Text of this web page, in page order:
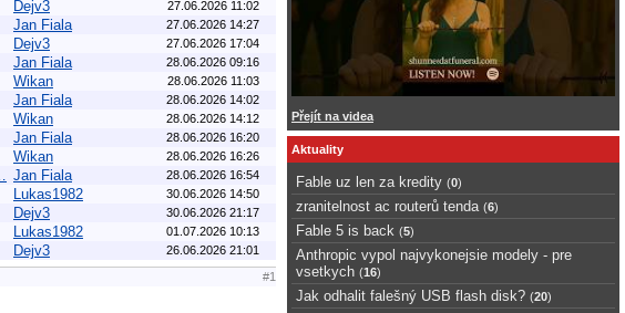
Dejv3 27.06.2026 11:02
Jan Fiala 27.06.2026 14:27
Dejv3 27.06.2026 17:04
Jan Fiala 28.06.2026 09:16
Wikan 28.06.2026 11:03
Jan Fiala 28.06.2026 14:02
Wikan 28.06.2026 14:12
Jan Fiala 28.06.2026 16:20
Wikan 28.06.2026 16:26
Jan Fiala 28.06.2026 16:54
Lukas1982 30.06.2026 14:50
Dejv3 30.06.2026 21:17
Lukas1982 01.07.2026 10:13
Dejv3 26.06.2026 21:01
#1
Přejít na videa
Aktuality
Fable uz len za kredity (0)
zranitelnost ac routerů tenda (6)
Fable 5 is back (5)
Anthropic vypol najvykonejsie modely - pre
vsetkych (16)
Jak odhalit falešný USB flash disk? (20)